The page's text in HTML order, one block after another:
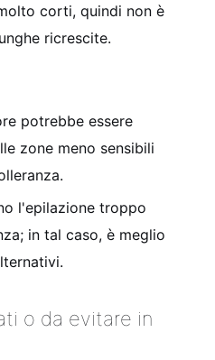
corti, quindi non è
ricrescite.
potrebbe essere
zone meno sensibili
l'epilazione troppo
in tal caso, è meglio
o da evitare in